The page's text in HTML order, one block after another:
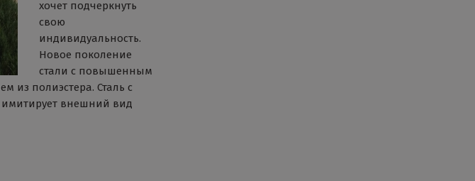
хочет подчеркнуть
свою
индивидуальность.
Новое поколение
стали c повышенным
из полиэстера. Сталь с
внешний вид